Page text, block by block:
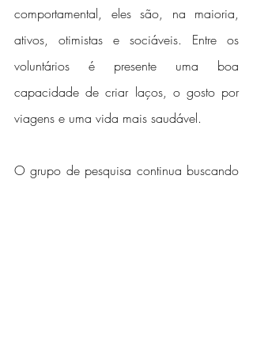
comportamental, eles são, na maioria,
ativos, otimistas e sociáveis. Entre os
voluntários é presente uma boa
capacidade de criar laços, o gosto por
viagens e uma vida mais saudável.
O grupo de pesquisa continua buscando